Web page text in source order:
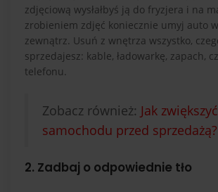
zdjęciową wysłałbyś ją do fryzjera i na
zrobieniem zdjęć koniecznie umyj auto
zewnątrz. Usuń z wnętrza wszystko,
sprzedajesz: kable, ładowarkę, zapach,
telefonu.
Zobacz również: Jak
samochodu przed sprzedażą?
2. Zadbaj o odpowiednie tło